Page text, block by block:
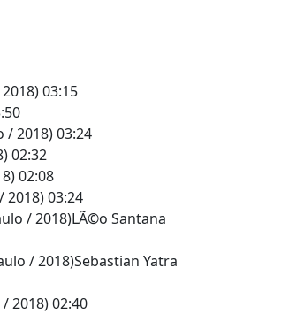
03:15
/ 2018) 03:24
02:32
02:08
2018) 03:24
/ 2018)LÃ©o Santana
/ 2018)Sebastian Yatra
2018) 02:40